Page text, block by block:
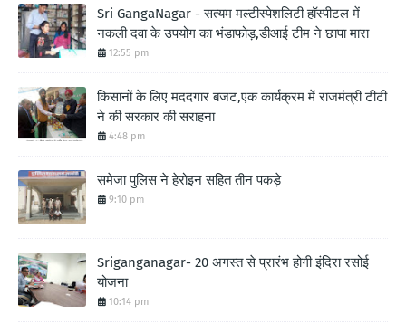
Sri GangaNagar - सत्यम मल्टीस्पेशलिटी हॉस्पीटल में
नकली दवा के उपयोग का भंडाफोड़,डीआई टीम ने छापा मारा
12:55 pm
किसानों के लिए मददगार बजट,एक कार्यक्रम में राजमंत्री टीटी
ने की सरकार की सराहना
4:48 pm
समेजा पुलिस ने हेरोइन सहित तीन पकड़े
9:10 pm
Sriganganagar- 20 अगस्त से प्रारंभ होगी इंदिरा रसोई
योजना
10:14 pm